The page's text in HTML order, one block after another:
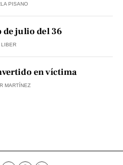
PISANO
julio del 36
LIBER
en víctima
MARTÍNEZ